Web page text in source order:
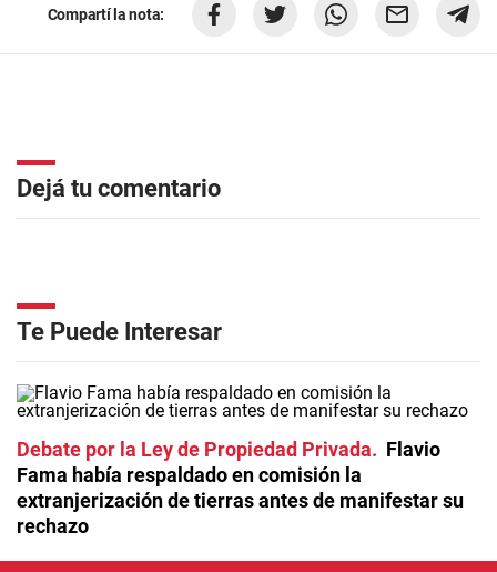
Compartí la nota:
Dejá tu comentario
Te Puede Interesar
Debate por la Ley de Propiedad Privada
Flavio
Fama había respaldado en comisión la
extranjerización de tierras antes de manifestar su
rechazo